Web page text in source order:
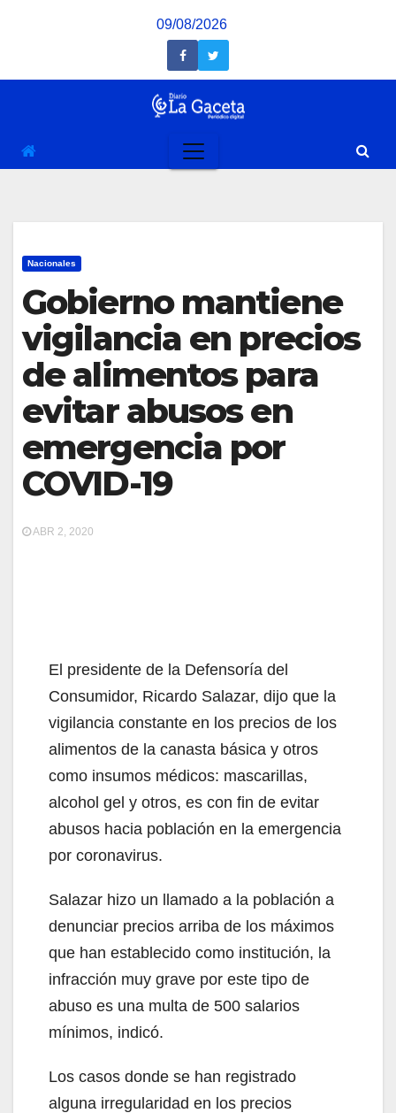
09/08/2026
Nacionales
Gobierno mantiene
vigilancia en precios
de alimentos para
evitar abusos en
emergencia por
COVID-19
ABR 2, 2020
El presidente de la Defensoría del
Consumidor, Ricardo Salazar, dijo que la
vigilancia constante en los precios de los
alimentos de la canasta básica y otros
como insumos médicos: mascarillas,
alcohol gel y otros, es con fin de evitar
abusos hacia población en la emergencia
por coronavirus.
Salazar hizo un llamado a la población a
denunciar precios arriba de los máximos
que han establecido como institución, la
infracción muy grave por este tipo de
abuso es una multa de 500 salarios
mínimos, indicó.
Los casos donde se han registrado
alguna irregularidad en los precios